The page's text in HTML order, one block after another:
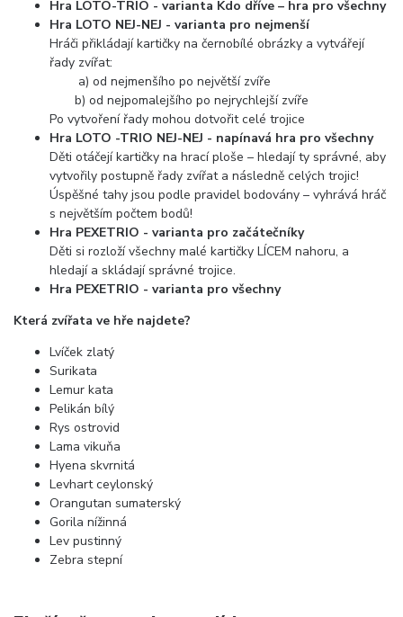
Hra LOTO-TRIO - varianta Kdo dříve – hra pro všechny
Hra LOTO NEJ-NEJ - varianta pro nejmenší
Hráči přikládají kartičky na černobílé obrázky a vytvářejí
řady zvířat:
a) od nejmenšího po největší zvíře
b) od nejpomalejšího po nejrychlejší zvíře
Po vytvoření řady mohou dotvořit celé trojice
Hra LOTO -TRIO NEJ-NEJ - napínavá hra pro všechny
Děti otáčejí kartičky na hrací ploše – hledají ty správné, aby
vytvořily postupně řady zvířat a následně celých trojic!
Úspěšné tahy jsou podle pravidel bodovány – vyhrává hráč
s největším počtem bodů!
Hra PEXETRIO - varianta pro začátečníky
Děti si rozloží všechny malé kartičky LÍCEM nahoru, a
hledají a skládají správné trojice.
Hra PEXETRIO - varianta pro všechny
Která zvířata ve hře najdete?
Lvíček zlatý
Surikata
Lemur kata
Pelikán bílý
Rys ostrovid
Lama vikuňa
Hyena skvrnitá
Levhart ceylonský
Orangutan sumaterský
Gorila nížinná
Lev pustinný
Zebra stepní